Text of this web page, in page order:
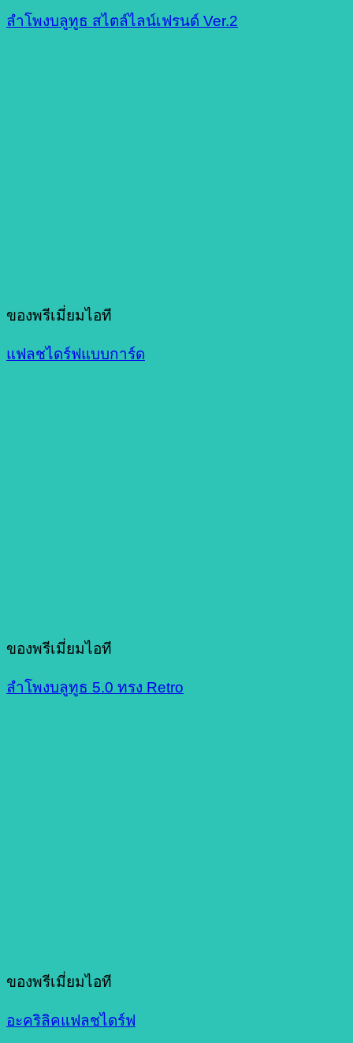
ลำโพงบลูทูธ สไตล์ไลน์เฟรนด์ Ver.2
ของพรีเมี่ยมไอที
แฟลชไดร์ฟแบบการ์ด
ของพรีเมี่ยมไอที
ลำโพงบลูทูธ 5.0 ทรง Retro
ของพรีเมี่ยมไอที
อะคริลิคแฟลชไดร์ฟ